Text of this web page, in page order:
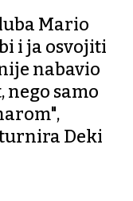
Mario
i ja osvojiti
nabavio
nego samo
Deki